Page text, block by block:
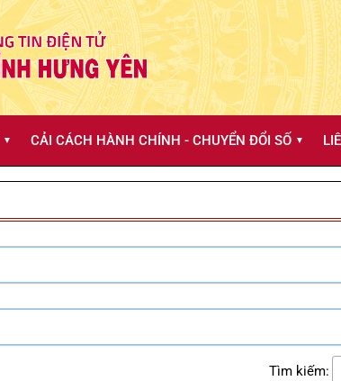
▼ CẢI CÁCH HÀNH CHÍNH - CHUYỂN ĐỔI SỐ ▼
Tìm kiếm: